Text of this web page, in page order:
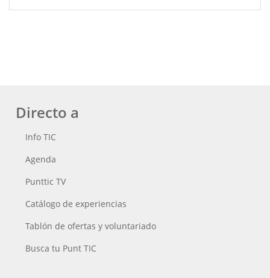
Directo a
Info TIC
Agenda
Punttic TV
Catálogo de experiencias
Tablón de ofertas y voluntariado
Busca tu Punt TIC